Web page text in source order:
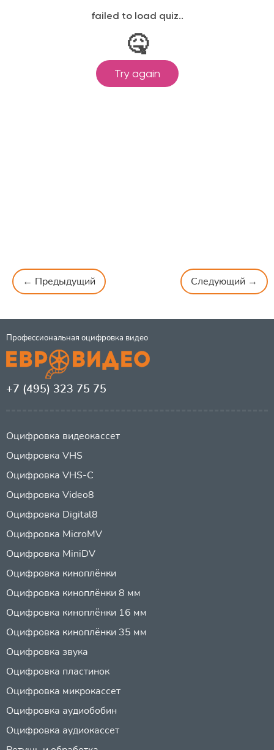
← Предыдущий Следующий →
Профессиональная оцифровка видео
+7 (495) 323 75 75
Оцифровка видеокассет
Оцифровка VHS
Оцифровка VHS-C
Оцифровка Video8
Оцифровка Digital8
Оцифровка MicroMV
Оцифровка MiniDV
Оцифровка киноплёнки
Оцифровка киноплёнки 8 мм
Оцифровка киноплёнки 16 мм
Оцифровка киноплёнки 35 мм
Оцифровка звука
Оцифровка пластинок
Оцифровка микрокассет
Оцифровка аудиобобин
Оцифровка аудиокассет